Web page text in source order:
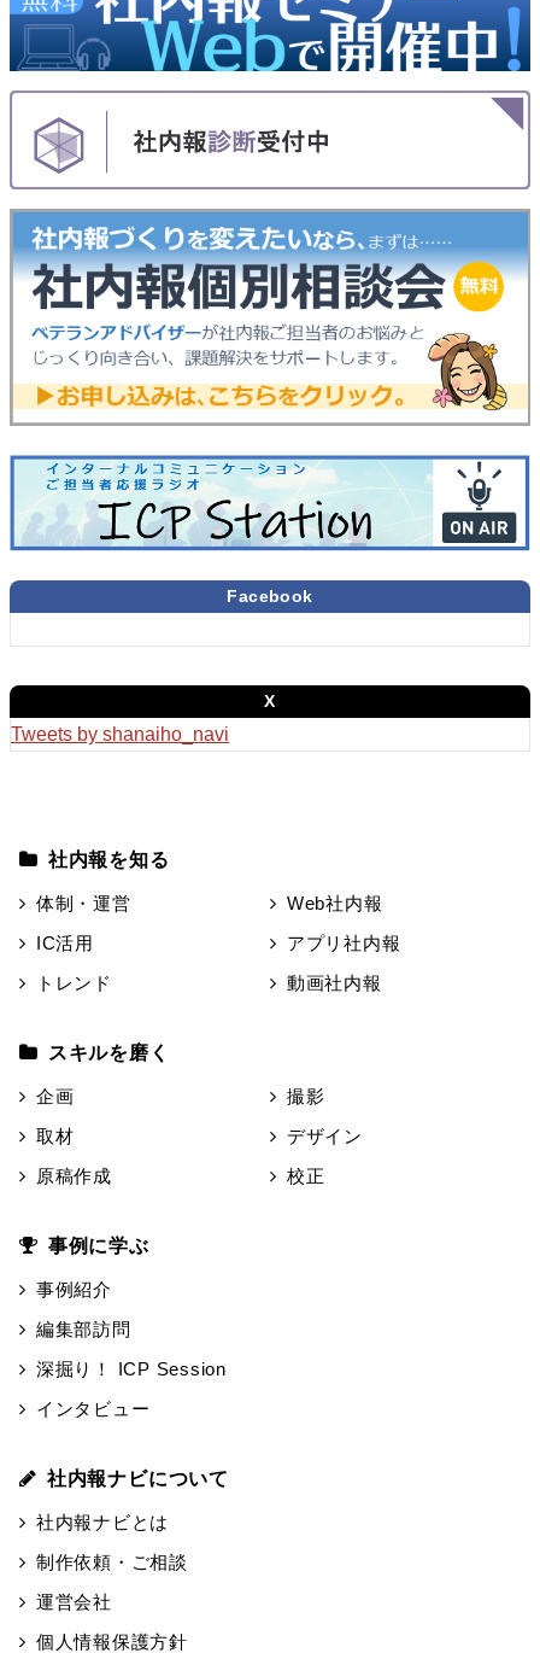
Facebook
X
Tweets by shanaiho_navi
社内報を知る
体制・運営
IC活用
トレンド
Web社内報
アプリ社内報
動画社内報
スキルを磨く
企画
取材
原稿作成
撮影
デザイン
校正
事例に学ぶ
事例紹介
編集部訪問
深掘り！ ICP Session
インタビュー
社内報ナビについて
社内報ナビとは
制作依頼・ご相談
運営会社
個人情報保護方針